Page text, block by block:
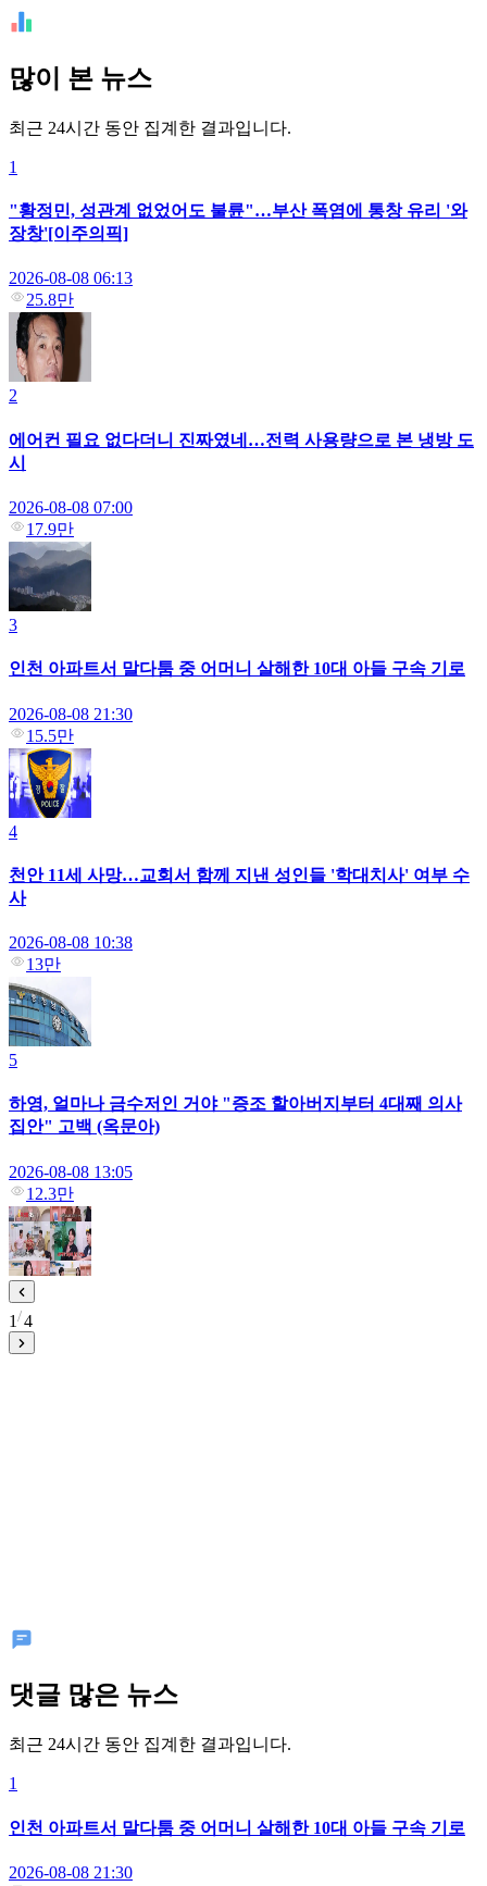
많이 본 뉴스
최근 24시간 동안 집계한 결과입니다.
1
"황정민, 성관계 없었어도 불륜"…부산 폭염에 통창 유리 '와
장창'[이주의픽]
2026-08-08 06:13
25.8만
2
에어컨 필요 없다더니 진짜였네…전력 사용량으로 본 냉방 도
시
2026-08-08 07:00
17.9만
3
인천 아파트서 말다툼 중 어머니 살해한 10대 아들 구속 기로
2026-08-08 21:30
15.5만
4
천안 11세 사망…교회서 함께 지낸 성인들 '학대치사' 여부 수
사
2026-08-08 10:38
13만
5
하영, 얼마나 금수저인 거야 "증조 할아버지부터 4대째 의사
집안" 고백 (옥문아)
2026-08-08 13:05
12.3만
1 4
댓글 많은 뉴스
최근 24시간 동안 집계한 결과입니다.
1
인천 아파트서 말다툼 중 어머니 살해한 10대 아들 구속 기로
2026-08-08 21:30